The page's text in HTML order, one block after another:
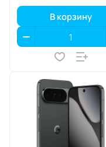
В корзину